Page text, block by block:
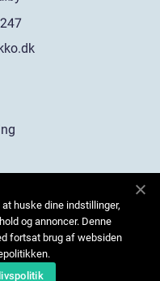
huske dine indstillinger,
og annoncer. Denne
fortsat brug af websiden